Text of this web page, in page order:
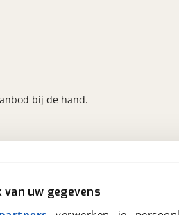
uw gegevens
bij de hand.